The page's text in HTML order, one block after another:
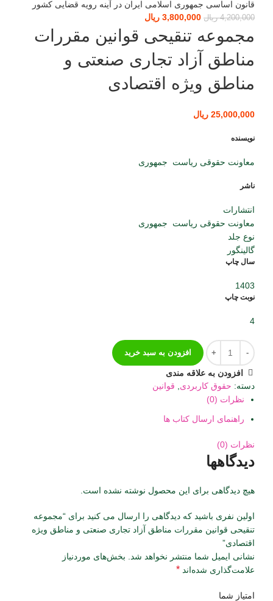
قانون اساسی جمهوری اسلامی ایران در آینه رویه قضایی کشور
4,200,000 ریال قیمت اصلی: 4,200,000 ریال بود.
3,800,000 ریال
مجموعه تنقیحی قوانین مقررات
مناطق آزاد تجاری صنعتی و
مناطق ویژه اقتصادی
25,000,000 ریال
نویسنده
معاونت حقوقی ریاست جمهوری
ناشر
انتشارات
معاونت حقوقی ریاست جمهوری
نوع جلد
گالینگور
سال چاپ
1403
نوبت چاپ
4
افزودن به سبد خرید
افزودن به علاقه مندی
دسته: حقوق کاربردی
قوانین
نظرات (0)
راهنمای ارسال کتاب ها
نظرات (0)
دیدگاهها
هیچ دیدگاهی برای این محصول نوشته نشده است.
اولین نفری باشید که دیدگاهی را ارسال می کنید برای “مجموعه
تنقیحی قوانین مقررات مناطق آزاد تجاری صنعتی و مناطق ویژه
اقتصادی”
نشانی ایمیل شما منتشر نخواهد شد.
بخش‌های موردنیاز
علامت‌گذاری شده‌اند *
امتیاز شما